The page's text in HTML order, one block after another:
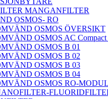
MANGANFILTER
OSMOS- RO
OSMOS ÖVERSIKT
OSMOS AC Compact
OSMOS B 01
OSMOS B 02
OSMOS B 03
OSMOS B 04
OSMOS RO-MODUL